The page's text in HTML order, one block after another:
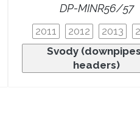
DP-MINR56/57
2011 2012 2013
Svody
headers)